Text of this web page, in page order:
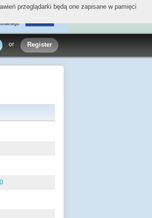
or Register
przeglądarki będą one zapisane w pamięci